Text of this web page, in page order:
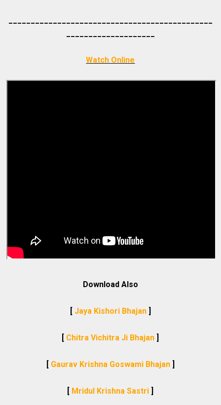
Watch Online
Download Also
[ Jaya Kishori Bhajan]
[ Chitra Vichitra Ji Bhajan ]
[ Gaurav Krishna Goswami Bhajan]
[ Mridul Krishna Sastri ]